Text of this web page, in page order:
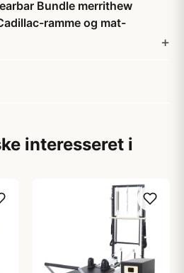
Bundle merrithew
ramme og mat-
interesseret i